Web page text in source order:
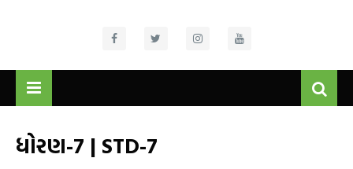
ધોરણ-7 | STD-7